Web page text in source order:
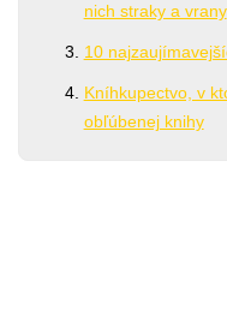
nich straky a vrany
10
Kníhkupectvo, v
obľúbenej knihy